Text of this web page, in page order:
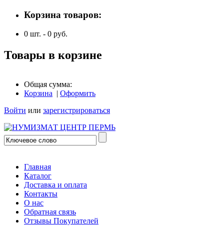
Корзина товаров:
0 шт. - 0 руб.
Товары в корзине
Общая сумма:
Корзина | Оформить
Войти или зарегистрироваться
Главная
Каталог
Доставка и оплата
Контакты
О нас
Обратная связь
Отзывы Покупателей